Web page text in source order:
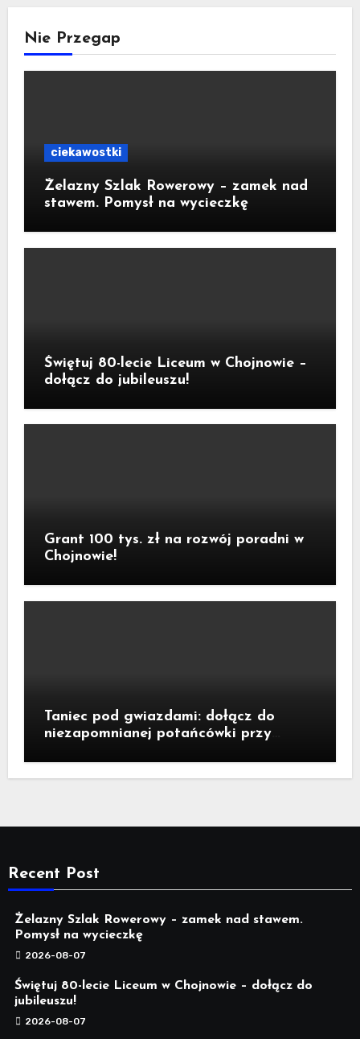
Nie Przegap
ciekawostki
Żelazny Szlak Rowerowy – zamek nad
stawem. Pomysł na wycieczkę
Świętuj 80-lecie Liceum w Chojnowie –
dołącz do jubileuszu!
Grant 100 tys. zł na rozwój poradni w
Chojnowie!
Taniec pod gwiazdami: dołącz do
niezapomnianej potańcówki przy
Recent Post
Żelazny Szlak Rowerowy – zamek nad stawem.
Pomysł na wycieczkę
2026-08-07
Świętuj 80-lecie Liceum w Chojnowie – dołącz do
jubileuszu!
2026-08-07